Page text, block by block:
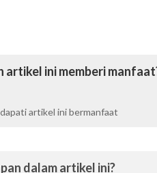
artikel ini memberi
artikel ini bermanfaat
dalam artikel ini?